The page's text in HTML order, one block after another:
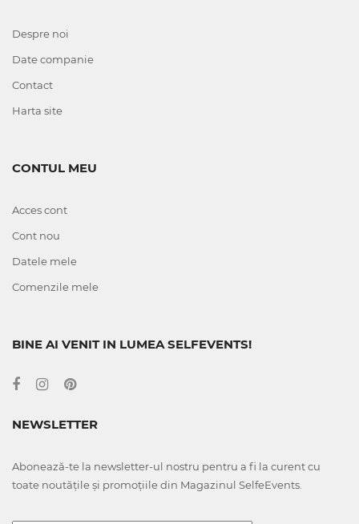
Despre noi
Date companie
Contact
Harta site
CONTUL MEU
Acces cont
Cont nou
Datele mele
Comenzile mele
BINE AI VENIT IN LUMEA SELFEVENTS!
NEWSLETTER
Abonează-te la newsletter-ul nostru pentru a fi la curent cu
toate noutățile și promoțiile din Magazinul SelfeEvents.